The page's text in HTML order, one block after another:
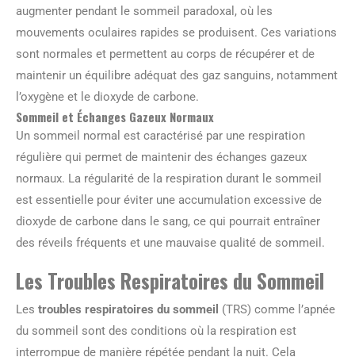
augmenter pendant le sommeil paradoxal, où les
mouvements oculaires rapides se produisent. Ces variations
sont normales et permettent au corps de récupérer et de
maintenir un équilibre adéquat des gaz sanguins, notamment
l’oxygène et le dioxyde de carbone.
Sommeil et Échanges Gazeux Normaux
Un sommeil normal est caractérisé par une respiration
régulière qui permet de maintenir des échanges gazeux
normaux. La régularité de la respiration durant le sommeil
est essentielle pour éviter une accumulation excessive de
dioxyde de carbone dans le sang, ce qui pourrait entraîner
des réveils fréquents et une mauvaise qualité de sommeil.
Les Troubles Respiratoires du Sommeil
Les troubles respiratoires du sommeil (TRS) comme l’apnée
du sommeil sont des conditions où la respiration est
interrompue de manière répétée pendant la nuit. Cela